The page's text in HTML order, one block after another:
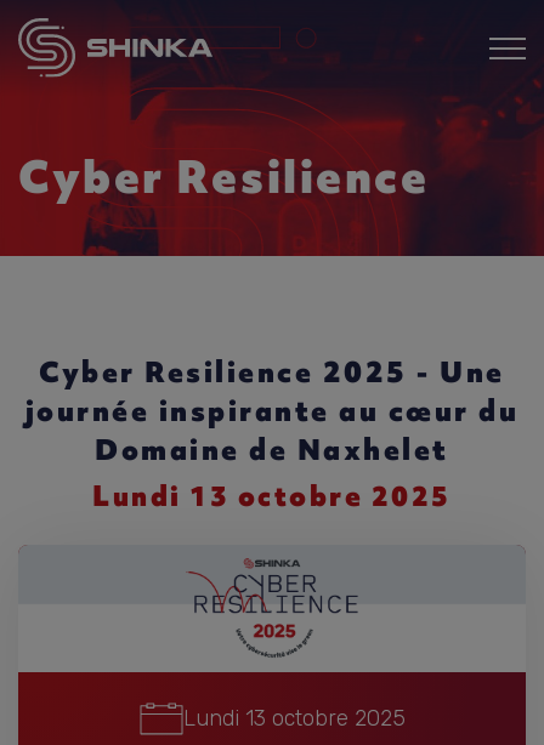
Cyber Resilience
Cyber Resilience 2025 - Une
journée inspirante au cœur du
Domaine de Naxhelet
Lundi 13 octobre 2025
Lundi 13 octobre 2025